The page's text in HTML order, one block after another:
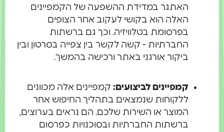
האתגר במדידת ההשפעה של הקמפיינים
האלה הוא בקושי לעקוב אחר הצופים
בפרסומת בטלוויזיה. וכך גם ברשתות
החברתיות - קשה לקשר בין צפייה בסרטון ובין
ביקור אורגני באתר ורכישה בהמשך.
קמפיינים לביצועים:קמפיינים אלה מכוונים
ללקוחות שנמצאים בתהליך החיפוש אחר
המוצר או השירות שלכם. הם נראים בערוצים,
ברשתות החברתיות ובסוכנויות כפרסום